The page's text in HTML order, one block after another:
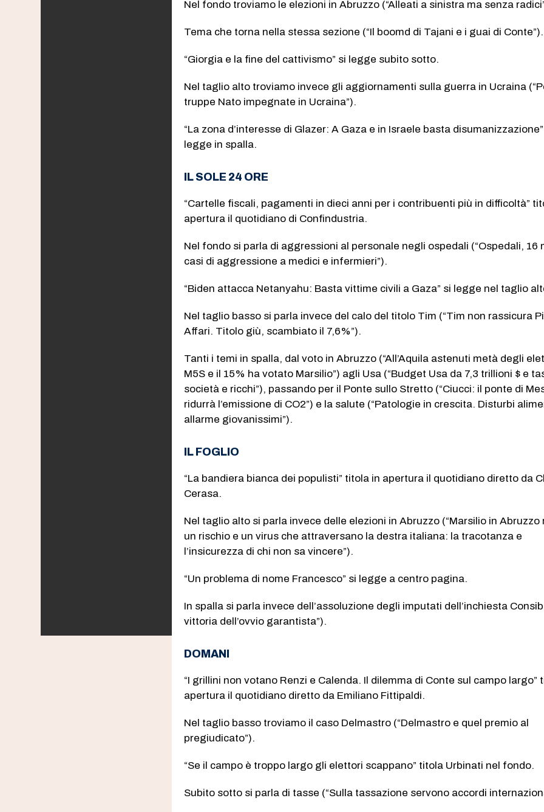
Nel fondo troviamo le elezioni in Abruzzo (“Alleati a sinistra ma senza
Tema che torna nella stessa sezione (“Il boomd di Tajani e i guai di Conte”).
“Giorgia e la fine del cattivismo” si legge subito sotto.
Nel taglio alto troviamo invece gli aggiornamenti sulla guerra in Ucraina
truppe Nato impegnate in Ucraina”).
“La zona d’interesse di Glazer: A Gaza e in Israele basta
legge in spalla.
IL SOLE 24 ORE
“Cartelle fiscali, pagamenti in dieci anni per i contribuenti più in difficoltà”
apertura il quotidiano di Confindustria.
Nel fondo si parla di aggressioni al personale negli ospedali (“Ospedali, 16
casi di aggressione a medici e infermieri”).
“Biden attacca Netanyahu: Basta vittime civili a Gaza” si legge nel taglio
Nel taglio basso si parla invece del calo del titolo Tim (“Tim non rassicura
Affari. Titolo giù, scambiato il 7,6%”).
Tanti i temi in spalla, dal voto in Abruzzo (“All’Aquila astenuti metà degli
M5S e il 15% ha votato Marsilio”) agli Usa (“Budget Usa da 7,3 trillioni $ e
società e ricchi”), passando per il Ponte sullo Stretto (“Ciucci: il ponte di
ridurrà l’emissione di CO2”) e la salute (“Patologie in crescita. Disturbi
allarme giovanissimi”).
IL FOGLIO
“La bandiera bianca dei populisti” titola in apertura il quotidiano diretto da
Cerasa.
Nel taglio alto si parla invece delle elezioni in Abruzzo (“Marsilio in Abruzzo
un rischio e un virus che attraversano la destra italiana: la tracotanza e
l’insicurezza di chi non sa vincere”).
“Un problema di nome Francesco” si legge a centro pagina.
In spalla si parla invece dell’assoluzione degli imputati dell’inchiesta Consib
vittoria dell’ovvio garantista”).
DOMANI
“I grillini non votano Renzi e Calenda. Il dilemma di Conte sul campo largo”
apertura il quotidiano diretto da Emiliano Fittipaldi.
Nel taglio basso troviamo il caso Delmastro (“Delmastro e quel premio al
pregiudicato”).
“Se il campo è troppo largo gli elettori scappano” titola Urbinati nel fondo.
Subito sotto si parla di tasse (“Sulla tassazione servono accordi